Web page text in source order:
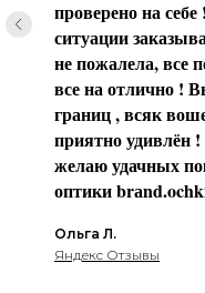
проверено на
ситуации
не пожалела, все
все на отлично !
границ , всяк
приятно удивлён
желаю удачных
оптики
Ольга Л.
Яндекс Отзывы